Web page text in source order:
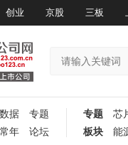
创业 京股 三板
数据
专题
常年 论坛
专题 芯
板块
能